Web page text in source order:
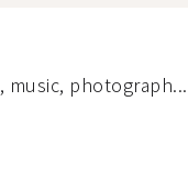
music, photograph...